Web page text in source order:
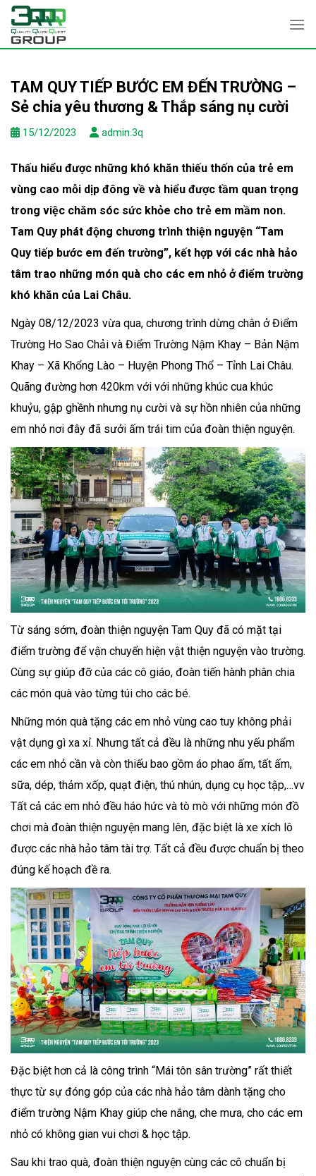
Skip
content
TAM QUY TIẾP BƯỚC EM ĐẾN TRƯỜNG –
Sẻ chia yêu thương & Thắp sáng nụ cười
15/12/2023 admin.3q
Thấu hiểu được những khó khăn thiếu thốn của trẻ em
vùng cao mỗi dịp đông về và hiểu được tầm quan trọng
trong việc chăm sóc sức khỏe cho trẻ em mầm non.
Tam Quy phát động chương trình thiện nguyện “Tam
Quy tiếp bước em đến trường”, kết hợp với các nhà hảo
tâm trao những món quà cho các em nhỏ ở điểm trường
khó khăn của Lai Châu.
Ngày 08/12/2023 vừa qua, chương trình dừng chân ở Điểm
Trường Ho Sao Chải và Điểm Trường Nậm Khay – Bản Nậm
Khay – Xã Khổng Lào – Huyện Phong Thổ – Tỉnh Lai Châu.
Quãng đường hơn 420km với với những khúc cua khúc
khuỷu, gập ghềnh nhưng nụ cười và sự hồn nhiên của những
em nhỏ nơi đây đã sưởi ấm trái tim của đoàn thiện nguyện.
Từ sáng sớm, đoàn thiện nguyện Tam Quy đã có mặt tại
điểm trường để vận chuyển hiện vật thiện nguyện vào trường.
Cùng sự giúp đỡ của các cô giáo, đoàn tiến hành phân chia
các món quà vào từng túi cho các bé.
Những món quà tặng các em nhỏ vùng cao tuy không phải
vật dụng gì xa xỉ. Nhưng tất cả đều là những nhu yếu phẩm
các em nhỏ cần và còn thiếu bao gồm áo phao ấm, tất ấm,
sữa, dép, thảm xốp, quạt điện, thú nhún, dụng cụ học tập,…vv
Tất cả các em nhỏ đều háo hức và tò mò với những món đồ
chơi mà đoàn thiện nguyện mang lên, đặc biệt là xe xích lô
được các nhà hảo tâm tài trợ. Tất cả đều được chuẩn bị theo
đúng kế hoạch đề ra.
Đặc biệt hơn cả là công trình “Mái tôn sân trường” rất thiết
thực từ sự đóng góp của các nhà hảo tâm dành tặng cho
điểm trường Nậm Khay giúp che nắng, che mưa, cho các em
nhỏ có không gian vui chơi & học tập.
Sau khi trao quà, đoàn thiện nguyện cùng các cô chuẩn bị